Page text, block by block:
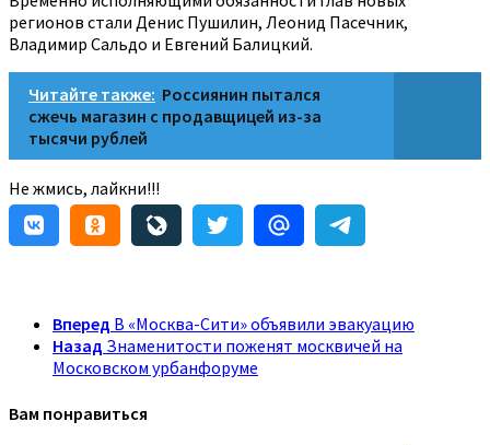
регионов стали Денис Пушилин, Леонид Пасечник,
Владимир Сальдо и Евгений Балицкий.
Читайте также: Россиянин пытался
сжечь магазин с продавщицей из-за
тысячи рублей
Не жмись, лайкни!!!
Вперед В «Москва-Сити» объявили эвакуацию
Назад Знаменитости поженят москвичей на
Московском урбанфоруме
Вам понравиться